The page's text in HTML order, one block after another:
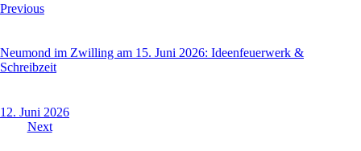
Beitragsnavigation
Previous
Neumond im Zwilling am 15. Juni 2026: Ideenfeuerwerk &
Schreibzeit
12. Juni 2026
Next